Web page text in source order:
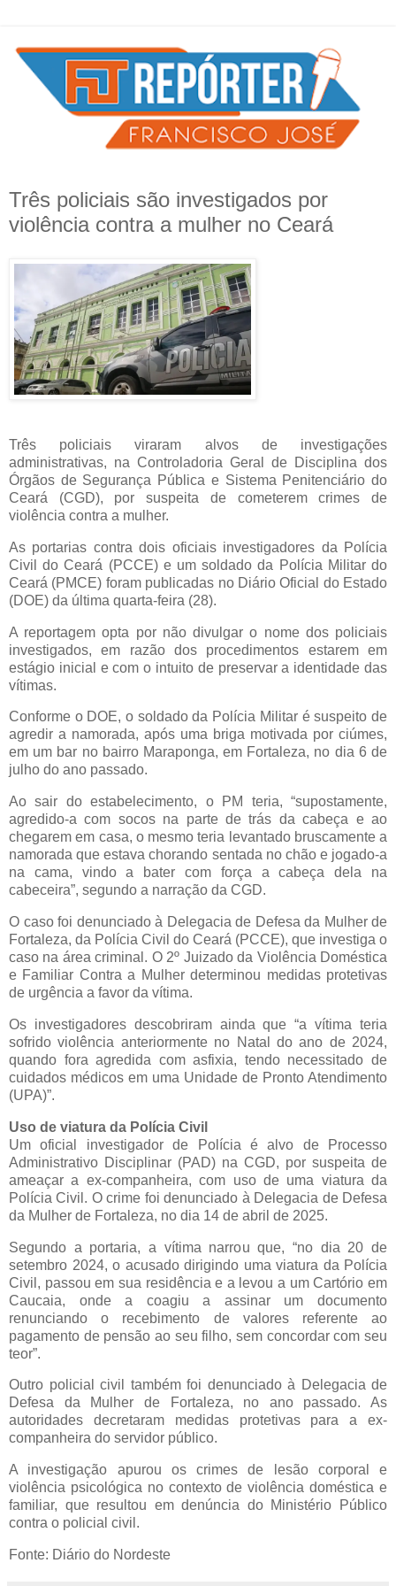
Três policiais são investigados por
violência contra a mulher no Ceará
Três policiais viraram alvos de investigações
administrativas, na Controladoria Geral de Disciplina dos
Órgãos de Segurança Pública e Sistema Penitenciário do
Ceará (CGD), por suspeita de cometerem crimes de
violência contra a mulher.
As portarias contra dois oficiais investigadores da Polícia
Civil do Ceará (PCCE) e um soldado da Polícia Militar do
Ceará (PMCE) foram publicadas no Diário Oficial do Estado
(DOE) da última quarta-feira (28).
A reportagem opta por não divulgar o nome dos policiais
investigados, em razão dos procedimentos estarem em
estágio inicial e com o intuito de preservar a identidade das
vítimas.
Conforme o DOE, o soldado da Polícia Militar é suspeito de
agredir a namorada, após uma briga motivada por ciúmes,
em um bar no bairro Maraponga, em Fortaleza, no dia 6 de
julho do ano passado.
Ao sair do estabelecimento, o PM teria, “supostamente,
agredido-a com socos na parte de trás da cabeça e ao
chegarem em casa, o mesmo teria levantado bruscamente a
namorada que estava chorando sentada no chão e jogado-a
na cama, vindo a bater com força a cabeça dela na
cabeceira”, segundo a narração da CGD.
O caso foi denunciado à Delegacia de Defesa da Mulher de
Fortaleza, da Polícia Civil do Ceará (PCCE), que investiga o
caso na área criminal. O 2º Juizado da Violência Doméstica
e Familiar Contra a Mulher determinou medidas protetivas
de urgência a favor da vítima.
Os investigadores descobriram ainda que “a vítima teria
sofrido violência anteriormente no Natal do ano de 2024,
quando fora agredida com asfixia, tendo necessitado de
cuidados médicos em uma Unidade de Pronto Atendimento
(UPA)”.
Uso de viatura da Polícia Civil
Um oficial investigador de Polícia é alvo de Processo
Administrativo Disciplinar (PAD) na CGD, por suspeita de
ameaçar a ex-companheira, com uso de uma viatura da
Polícia Civil. O crime foi denunciado à Delegacia de Defesa
da Mulher de Fortaleza, no dia 14 de abril de 2025.
Segundo a portaria, a vítima narrou que, “no dia 20 de
setembro 2024, o acusado dirigindo uma viatura da Polícia
Civil, passou em sua residência e a levou a um Cartório em
Caucaia, onde a coagiu a assinar um documento
renunciando o recebimento de valores referente ao
pagamento de pensão ao seu filho, sem concordar com seu
teor”.
Outro policial civil também foi denunciado à Delegacia de
Defesa da Mulher de Fortaleza, no ano passado. As
autoridades decretaram medidas protetivas para a ex-
companheira do servidor público.
A investigação apurou os crimes de lesão corporal e
violência psicológica no contexto de violência doméstica e
familiar, que resultou em denúncia do Ministério Público
contra o policial civil.
Fonte: Diário do Nordeste